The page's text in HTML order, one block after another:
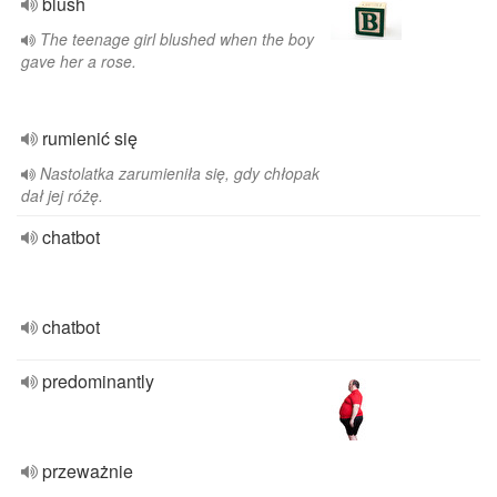
The teenage girl blushed when the boy
gave her a rose.
rumienić się
Nastolatka zarumieniła się, gdy chłopak
dał jej różę.
chatbot
chatbot
predominantly
przeważnie